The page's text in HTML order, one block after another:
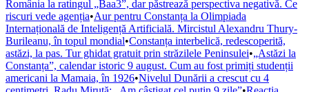
România la ratingul „Baa3”, dar păstrează perspectiva negativă. Ce
riscuri vede agenția•Aur pentru Constanța la Olimpiada
Internațională de Inteligență Artificială. Mircistul Alexandru Thury-
Burileanu, în topul mondial•Constanța interbelică, redescoperită,
astăzi, la pas. Tur ghidat gratuit prin străzilele Peninsulei•„Astăzi la
Constanța”, calendar istoric 9 august. Cum au fost primiți studenții
americani la Mamaia, în 1926•Nivelul Dunării a crescut cu 4